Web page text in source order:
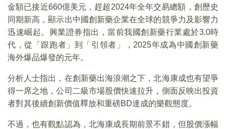
金額已接近660億美元，趕超2024年全年交易總額，創歷史
同期新高，顯示出中國創新藥企業在全球的競爭力及影響力
迅速崛起。興業證券指出，當前我國創新藥行業處於3.0時
代，從「跟跑者」到「引領者」，2025年成為中國創新藥
海外爆品爆發的元年。
分析人士指出，在創新藥出海浪潮之下，北海康成也有望爭
得一席之地，公司二級市場股價快速拉升，側面反映出投資
者對其後續創新價值釋放和重磅BD達成的樂觀態度。
不過，也有觀點認為，北海康成長期前景不錯，但股價漲幅